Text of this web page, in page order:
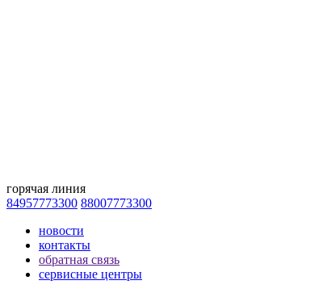
горячая линия
84957773300 88007773300
новости
контакты
обратная связь
сервисные центры